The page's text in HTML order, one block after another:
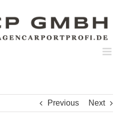
Previous Next